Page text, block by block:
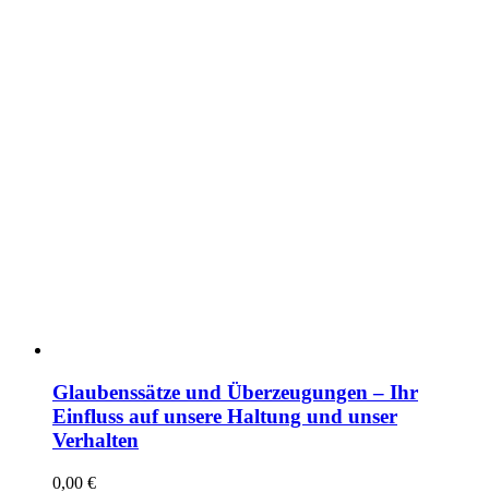
Glaubenssätze und Überzeugungen – Ihr
Einfluss auf unsere Haltung und unser
Verhalten
0,00 €